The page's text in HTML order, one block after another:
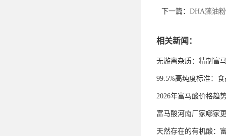
下一篇： DHA藻油
相关新闻：
无游离杂质：精制富
99.5%高纯度标准：
2026年富马酸价格趋
富马酸河南厂家哪家
天然存在的有机酸：